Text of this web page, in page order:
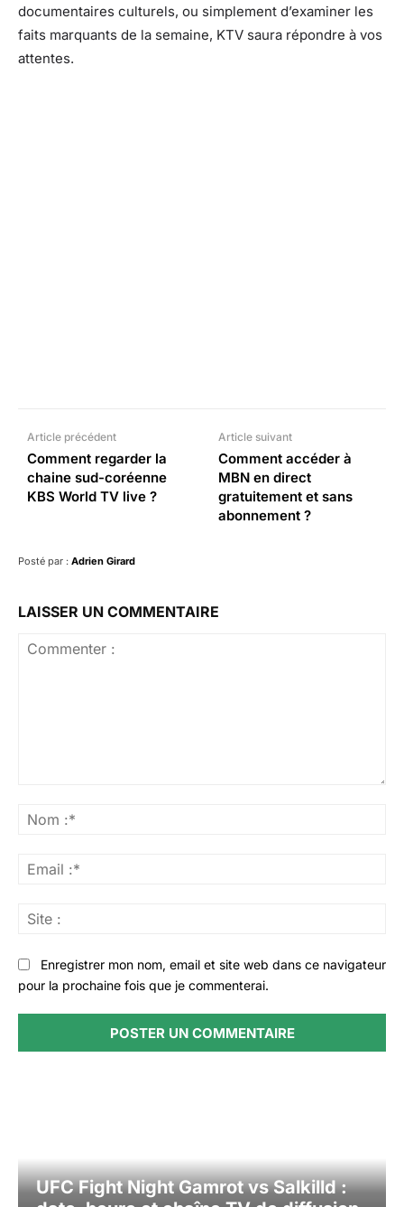
documentaires culturels, ou simplement d’examiner les
faits marquants de la semaine, KTV saura répondre à vos
attentes.
Article précédent
Comment regarder la
chaine sud-coréenne
KBS World TV live ?
Article suivant
Comment accéder à
MBN en direct
gratuitement et sans
abonnement ?
Posté par : Adrien Girard
LAISSER UN COMMENTAIRE
Enregistrer mon nom, email et site web dans ce navigateur
pour la prochaine fois que je commenterai.
UFC Fight Night Gamrot vs Salkilld :